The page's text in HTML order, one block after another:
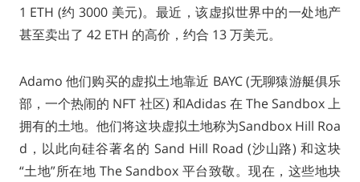
1 ETH (约 3000 美元)。最近，该虚拟世界中的一处地产
甚至卖出了 42 ETH 的高价，约合 13 万美元。
Adamo 他们购买的虚拟土地靠近 BAYC (无聊猿游艇俱乐
部，一个热闹的 NFT 社区) 和Adidas 在 The Sandbox 上
拥有的土地。他们将这块虚拟土地称为Sandbox Hill Roa
d，以此向硅谷著名的 Sand Hill Road (沙山路) 和这块
“土地”所在地 The Sandbox 平台致敬。现在，这些地块